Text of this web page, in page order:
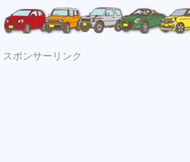
スポンサーリンク